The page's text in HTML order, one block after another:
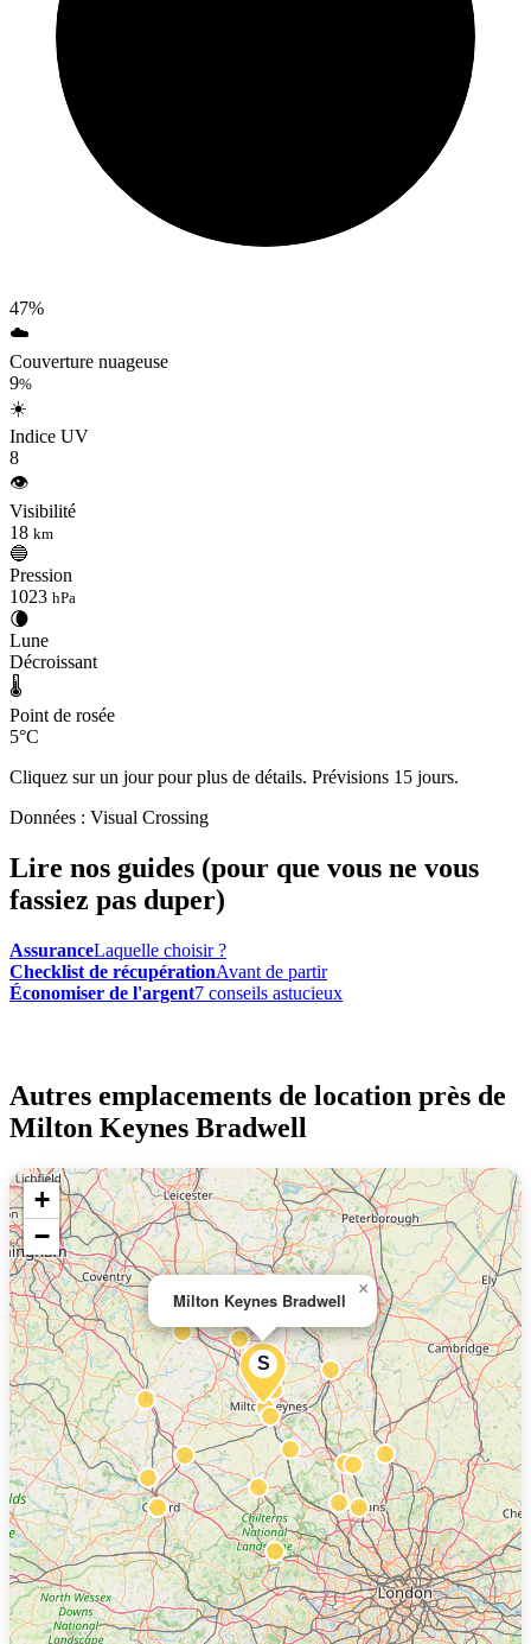
47%
☁️
Couverture nuageuse
9%
☀️
Indice UV
8
👁️
Visibilité
18 km
🔵
Pression
1023 hPa
🌘
Lune
Décroissant
🌡️
Point de rosée
5°C
Cliquez sur un jour pour plus de détails. Prévisions 15 jours.
Données : Visual Crossing
Lire nos guides (pour que vous ne vous
fassiez pas duper)
AssuranceLaquelle choisir ?
Checklist de récupérationAvant de partir
Économiser de l'argent7 conseils astucieux
Autres emplacements de location près de
Milton Keynes Bradwell
S
Milton Keynes Bradwell
×
+
−